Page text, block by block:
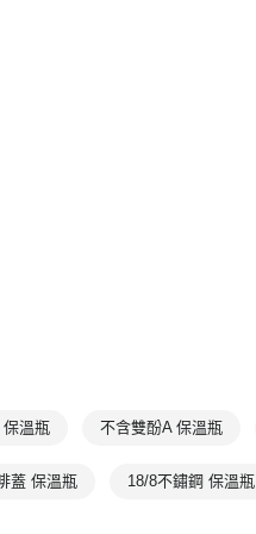
保溫瓶 不含雙酚A 保溫瓶
蓋 保溫瓶 18/8不鏽鋼 保溫瓶